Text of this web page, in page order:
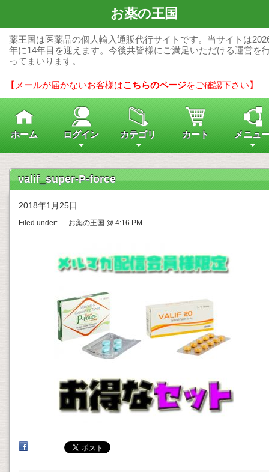
お薬の王国
薬王国は医薬品の個人輸入通販代行サイトです。当サイトは
年に14年目を迎えます。今後共皆様にご満足いただける運営を
ってまいります。
【メールが届かないお客様はこちらのページをご確認下さい】
ホーム ログイン カテゴリ カート メニュ
valif_super-P-force
2018年1月25日
Filed under: — お薬の王国 @ 4:16 PM